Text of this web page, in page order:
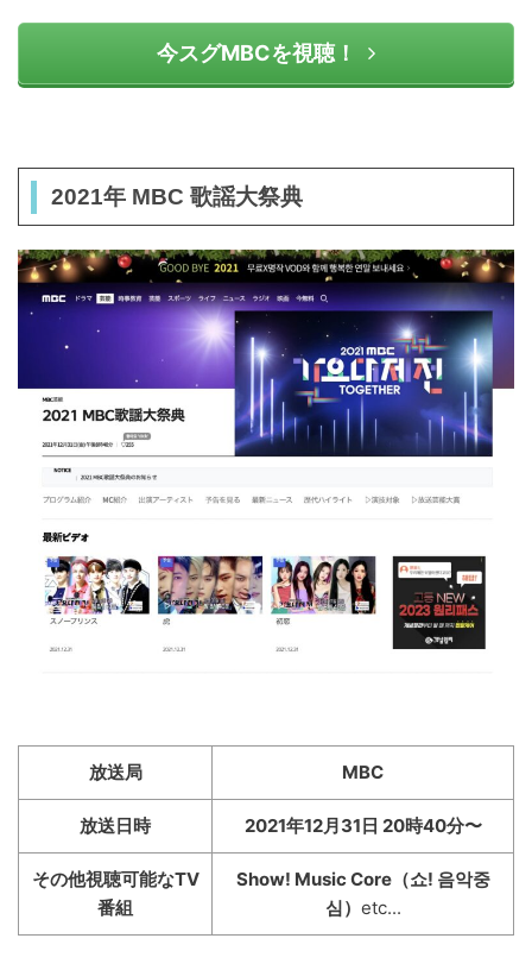
今スグMBCを視聴！
2021年 MBC 歌謡大祭典
放送局 MBC
放送日時 2021年12月31日 20時40分〜
その他視聴可能なTV
番組
Show! Music Core（쇼! 음악중
심） etc...